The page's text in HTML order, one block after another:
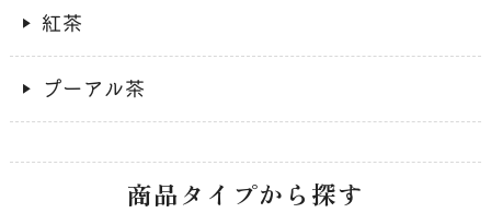
紅茶
プーアル茶
商品タイプから探す